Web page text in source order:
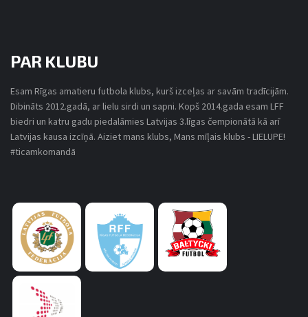
PAR KLUBU
Esam Rīgas amatieru futbola klubs, kurš izceļas ar savām tradīcijām.
Dibināts 2012.gadā, ar lielu sirdi un sapni. Kopš 2014.gada esam LFF
biedri un katru gadu piedalāmies Latvijas 3.līgas čempionātā kā arī
Latvijas kausa izcīņā. Aiziet mans klubs, Mans mīļais klubs - LIELUPE!
#ticamkomandā